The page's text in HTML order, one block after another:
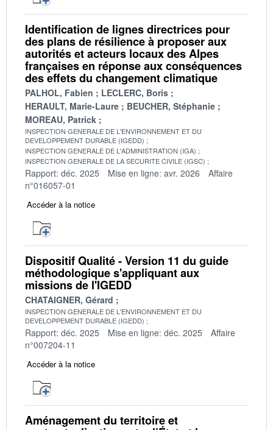
Identification de lignes directrices pour
des plans de résilience à proposer aux
autorités et acteurs locaux des Alpes
françaises en réponse aux conséquences
des effets du changement climatique
PALHOL, Fabien
LECLERC, Boris
HERAULT, Marie-Laure
BEUCHER, Stéphanie
MOREAU, Patrick
INSPECTION GENERALE DE L'ENVIRONNEMENT ET DU
DEVELOPPEMENT DURABLE (IGEDD)
INSPECTION GENERALE DE L'ADMINISTRATION (IGA)
INSPECTION GENERALE DE LA SECURITE CIVILE (IGSC)
Rapport: déc. 2025 Mise en ligne: avr. 2026
Affaire
n°016057-01
Accéder à la notice
Dispositif Qualité - Version 11 du guide
méthodologique s'appliquant aux
missions de l'IGEDD
CHATAIGNER, Gérard
INSPECTION GENERALE DE L'ENVIRONNEMENT ET DU
DEVELOPPEMENT DURABLE (IGEDD)
Rapport: déc. 2025 Mise en ligne: déc. 2025
Affaire
n°007204-11
Accéder à la notice
Aménagement du territoire et